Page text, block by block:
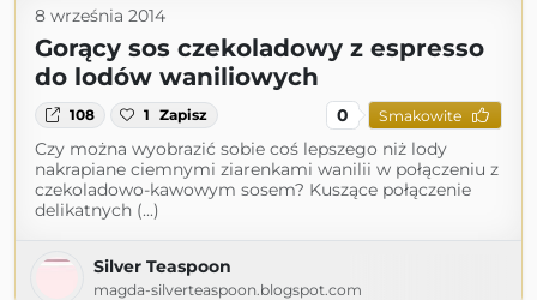
8 września 2014
Gorący sos czekoladowy z espresso
do lodów waniliowych
108 1 Zapisz 0 Smakowite
Czy można wyobrazić sobie coś lepszego niż lody
nakrapiane ciemnymi ziarenkami wanilii w połączeniu z
czekoladowo-kawowym sosem? Kuszące połączenie
delikatnych (...)
Silver Teaspoon
magda-silverteaspoon.blogspot.com